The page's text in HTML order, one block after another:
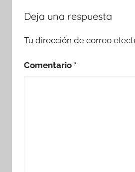
Deja una respuesta
Tu dirección de correo
Comentario *